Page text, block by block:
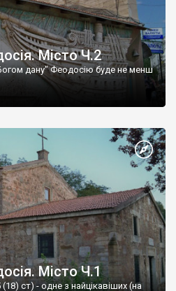
Місто Ч.2
дану" Феодосію буде не менш
Місто Ч.1
ст) - одне з найцікавіших (на